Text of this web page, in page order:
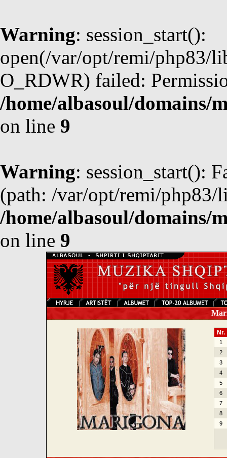
Warning: session_start():
open(/var/opt/remi/php83/
O_RDWR) failed:
/home/albasoul/domains/
on line 9
Warning: session_start():
(path: /var/opt/remi/php83/
/home/albasoul/domains/
on line 9
Nr.
1
2
3
4
5
6
7
8
9